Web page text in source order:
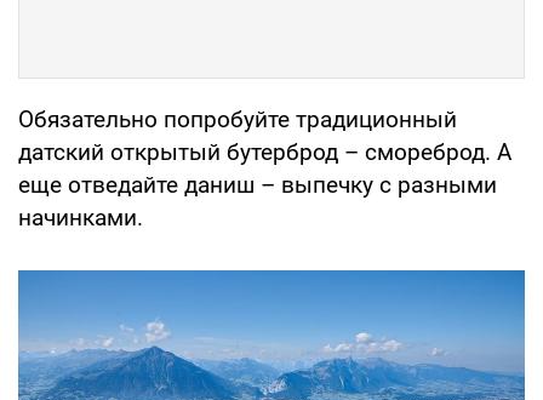
Обязательно попробуйте традиционный
датский открытый бутерброд – смореброд. А
еще отведайте даниш – выпечку с разными
начинками.